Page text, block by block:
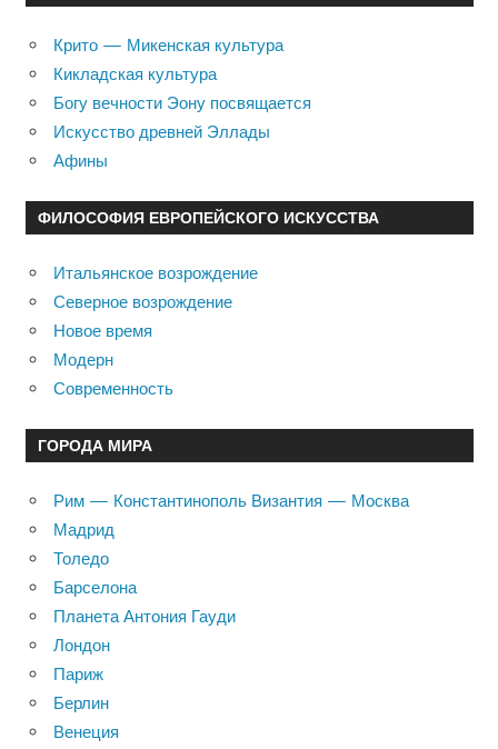
Крито — Микенская культура
Кикладская культура
Богу вечности Эону посвящается
Искусство древней Эллады
Афины
ФИЛОСОФИЯ ЕВРОПЕЙСКОГО ИСКУССТВА
Итальянское возрождение
Северное возрождение
Новое время
Модерн
Современность
ГОРОДА МИРА
Рим — Константинополь Византия — Москва
Мадрид
Толедо
Барселона
Планета Антония Гауди
Лондон
Париж
Берлин
Венеция